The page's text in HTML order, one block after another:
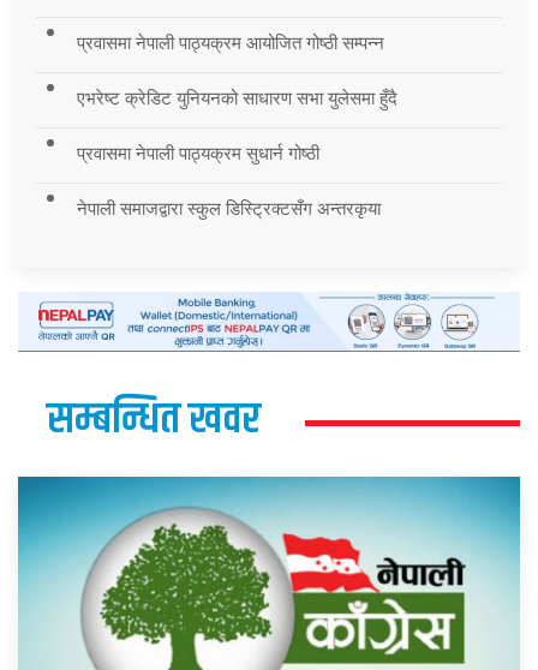
प्रवासमा नेपाली पाठ्यक्रम आयोजित गोष्ठी सम्पन्न
एभरेष्ट क्रेडिट युनियनको साधारण सभा युलेसमा हुँदै
प्रवासमा नेपाली पाठ्यक्रम सुधार्न गोष्ठी
नेपाली समाजद्वारा स्कुल डिस्ट्रिक्टसँग अन्तरकृया
सम्बन्धित खवर